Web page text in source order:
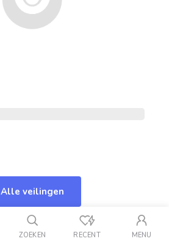
Alle veilingen
ZOEKEN RECENT MENU